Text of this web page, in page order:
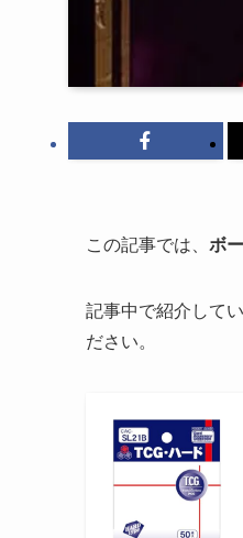
この記事では、 ボ
記事中で紹介して
ださい。